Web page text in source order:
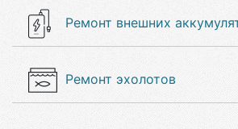
Ремонт внешних
Ремонт эхолотов